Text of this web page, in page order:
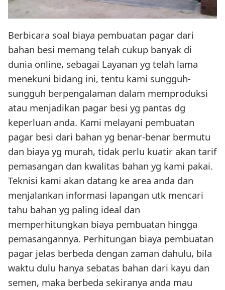
Berbicara soal biaya pembuatan pagar dari
bahan besi memang telah cukup banyak di
dunia online, sebagai Layanan yg telah lama
menekuni bidang ini, tentu kami sungguh-
sungguh berpengalaman dalam memproduksi
atau menjadikan pagar besi yg pantas dg
keperluan anda. Kami melayani pembuatan
pagar besi dari bahan yg benar-benar bermutu
dan biaya yg murah, tidak perlu kuatir akan tarif
pemasangan dan kwalitas bahan yg kami pakai.
Teknisi kami akan datang ke area anda dan
menjalankan informasi lapangan utk mencari
tahu bahan yg paling ideal dan
memperhitungkan biaya pembuatan hingga
pemasangannya. Perhitungan biaya pembuatan
pagar jelas berbeda dengan zaman dahulu, bila
waktu dulu hanya sebatas bahan dari kayu dan
semen, maka berbeda sekiranya anda mau